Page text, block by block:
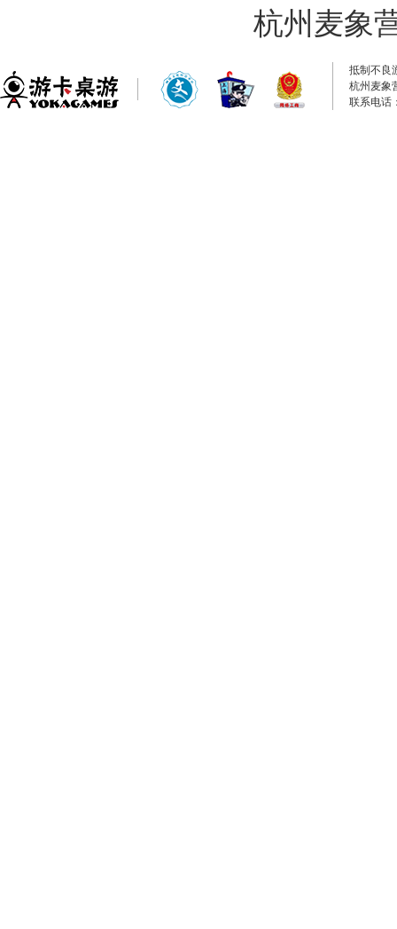
杭州麦象
抵制不良
杭州麦象
联系电话